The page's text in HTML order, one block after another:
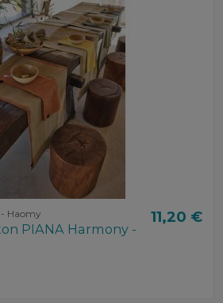
Haomy
PIANA Harmony -
11,20 €